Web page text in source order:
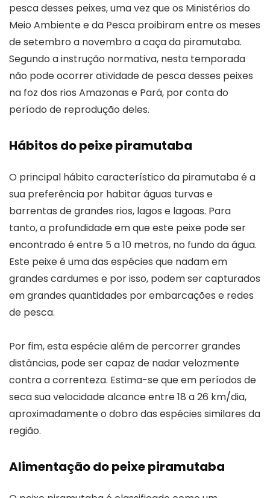
pesca desses peixes, uma vez que os Ministérios do
Meio Ambiente e da Pesca proibiram entre os meses
de setembro a novembro a caça da piramutaba.
Segundo a instrução normativa, nesta temporada
não pode ocorrer atividade de pesca desses peixes
na foz dos rios Amazonas e Pará, por conta do
período de reprodução deles.
Hábitos do peixe piramutaba
O principal hábito característico da piramutaba é a
sua preferência por habitar águas turvas e
barrentas de grandes rios, lagos e lagoas. Para
tanto, a profundidade em que este peixe pode ser
encontrado é entre 5 a 10 metros, no fundo da água.
Este peixe é uma das espécies que nadam em
grandes cardumes e por isso, podem ser capturados
em grandes quantidades por embarcações e redes
de pesca.
Por fim, esta espécie além de percorrer grandes
distâncias, pode ser capaz de nadar velozmente
contra a correnteza. Estima-se que em períodos de
seca sua velocidade alcance entre 18 a 26 km/dia,
aproximadamente o dobro das espécies similares da
região.
Alimentação do peixe piramutaba